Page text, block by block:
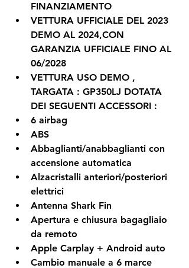
FINANZIAMENTO
VETTURA UFFICIALE DEL 2023
DEMO AL 2024,CON
GARANZIA UFFICIALE FINO AL
06/2028
VETTURA USO DEMO ,
TARGATA : GP350LJ DOTATA
DEI SEGUENTI ACCESSORI :
6 airbag
ABS
Abbaglianti/anabbaglianti con
accensione automatica
Alzacristalli anteriori/posteriori
elettrici
Antenna Shark Fin
Apertura e chiusura bagagliaio
da remoto
Apple Carplay + Android auto
Cambio manuale a 6 marce